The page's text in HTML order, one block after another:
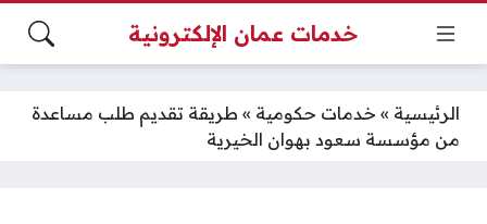
خدمات عمان الإلكترونية
الرئيسية » خدمات حكومية » طريقة تقديم طلب مساعدة
من مؤسسة سعود بهوان الخيرية